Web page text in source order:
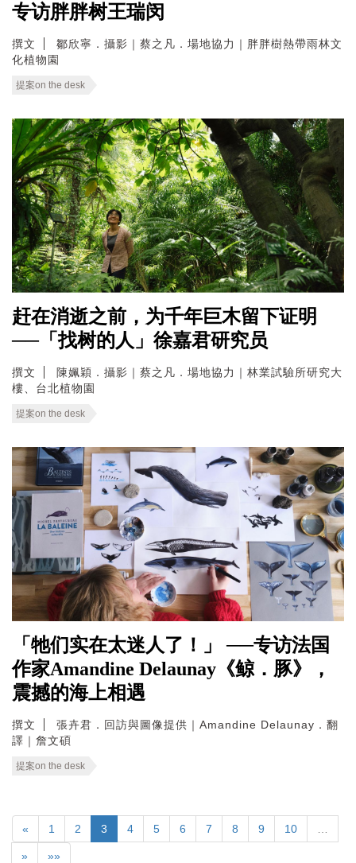
专访胖胖树王瑞闵
撰文
鄒欣寧．攝影｜蔡之凡．場地協力｜胖胖樹熱帶雨林文
化植物園
提案on the desk
赶在消逝之前，为千年巨木留下证明
──「找树的人」徐嘉君研究员
撰文
陳姵穎．攝影｜蔡之凡．場地協力｜林業試驗所研究大
樓、台北植物園
提案on the desk
「牠们实在太迷人了！」 ──专访法国
作家Amandine Delaunay《鲸．豚》，
震撼的海上相遇
撰文
張卉君．回訪與圖像提供｜Amandine Delaunay．翻
譯｜詹文碩
提案on the desk
« 1 2 3 4 5 6 7 8 9 10
» »»